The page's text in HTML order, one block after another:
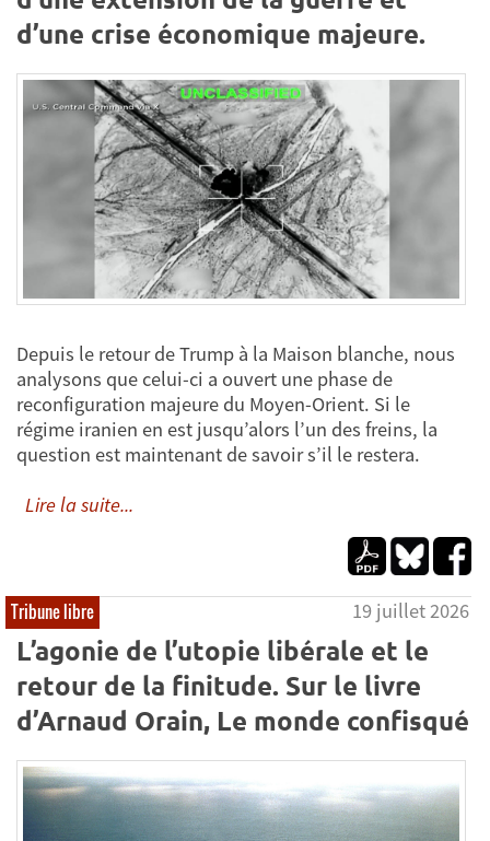
d’une crise économique majeure.
Depuis le retour de Trump à la Maison blanche, nous
analysons que celui-ci a ouvert une phase de
reconfiguration majeure du Moyen-Orient. Si le
régime iranien en est jusqu’alors l’un des freins, la
question est maintenant de savoir s’il le restera.
Lire la suite...
Tribune libre 19 juillet 2026
L’agonie de l’utopie libérale et le
retour de la finitude. Sur le livre
d’Arnaud Orain, Le monde confisqué